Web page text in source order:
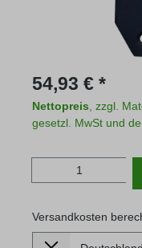
Regulärer Preis:
54,93 € *
Nettopreis , zzgl.
gesetzl. MwSt und
Produkt
Versandkosten
Lieferland
Versandkosten